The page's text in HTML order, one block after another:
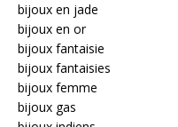
bijoux en jade
bijoux en or
bijoux fantaisie
bijoux fantaisies
bijoux femme
bijoux gas